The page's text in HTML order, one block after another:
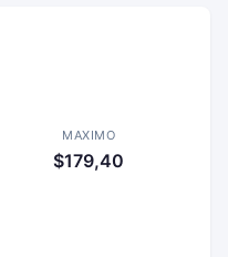
MAXIMO
$179,40